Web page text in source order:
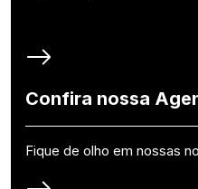
Confira nossa
Fique de olho em nossas